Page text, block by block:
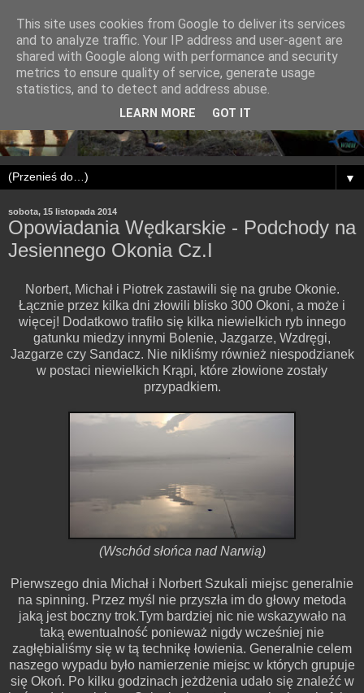
▼
sobota, 15 listopada 2014
Opowiadania Wędkarskie - Podchody na
Jesiennego Okonia Cz.I
Norbert, Michał i Piotrek zastawili się na grube Okonie.
Łącznie przez kilka dni złowili blisko 300 Okoni, a może i
więcej! Dodatkowo trafiło się kilka niewielkich ryb innego
gatunku miedzy innymi Bolenie, Jazgarze, Wzdręgi,
Jazgarze czy Sandacz. Nie nikliśmy również niespodzianek
w postaci niewielkich Krąpi, które złowione zostały
przypadkiem.
(Wschód słońca nad Narwią)
Pierwszego dnia Michał i Norbert Szukali miejsc generalnie
na spinning. Przez myśl nie przyszła im do głowy metoda
jaką jest boczny trok.Tym bardziej nic nie wskazywało na
taką ewentualność ponieważ nigdy wcześniej nie
zagłębialiśmy się w tą technikę łowienia. Generalnie celem
naszego wypadu było namierzenie miejsc w których grupuje
się Okoń. Po kilku godzinach jeżdżenia udało się znaleźć w
This site uses cookies from Google to deliver its services
and to analyze traffic. Your IP address and user-agent are
shared with Google along with performance and security
metrics to ensure quality of service, generate usage
statistics, and to detect and address abuse.
LEARN MORE GOT IT